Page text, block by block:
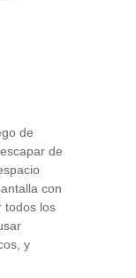
de
de
con
todos los
y